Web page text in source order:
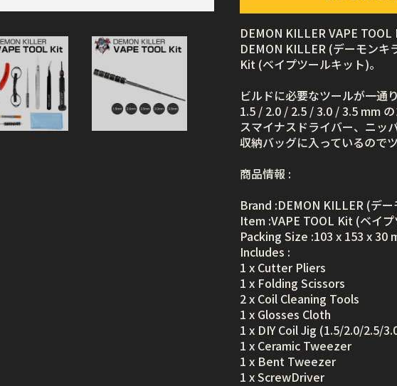
DEMON KILLER VAPE TOOL
DEMON KILLER (デーモンキ
Kit (ベイプツールキット)。
ビルドに必要なツールが一通
1.5 / 2.0 / 2.5 / 3.0 / 3.5 mm
スマイナスドライバー、ニッ
収納バッグに入っているので
商品情報 :
Brand :DEMON KILLER (デ
Item :VAPE TOOL Kit (ベイ
Packing Size :103 x 153 x 30
Includes :
1 x Cutter Pliers
1 x Folding Scissors
2 x Coil Cleaning Tools
1 x Glosses Cloth
1 x DIY Coil Jig (1.5/2.0/2.5/
1 x Ceramic Tweezer
1 x Bent Tweezer
1 x ScrewDriver